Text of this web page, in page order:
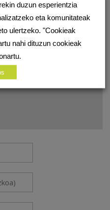
Beharrezko
duzun esperientzia
eta komunitateak
ulertzeko. "Cookieak
nahi dituzun cookieak